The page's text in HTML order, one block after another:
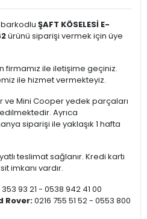
barkodlu ŞAFT KÖSELESİ E-
ürünü siparişi vermek için üye
firmamız ile iletişime geçiniz.
ile hizmet vermekteyiz.
ve Mini Cooper yedek parçaları
Ayrıca
siparişi ile yaklaşık 1 hafta
teslimat sağlanır. Kredi kartı
imkanı vardır.
353 93 21 - 0538 942 41 00
Rover:0216 755 51 52 - 0553 800